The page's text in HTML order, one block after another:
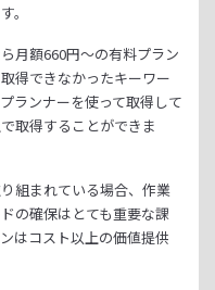
。
月額660円～の有料プラン
得できなかったキーワー
ランナーを使って取得して
取得することができま
組まれている場合、 作業
の確保はとても重要な課
はコスト以上の価値提供